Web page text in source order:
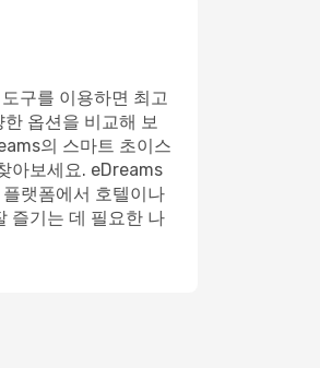
구를 이용하면 최고
옵션을 비교해 보
의 스마트 초이스
아보세요. eDreams
랫폼에서 호텔이나
즐기는 데 필요한 나